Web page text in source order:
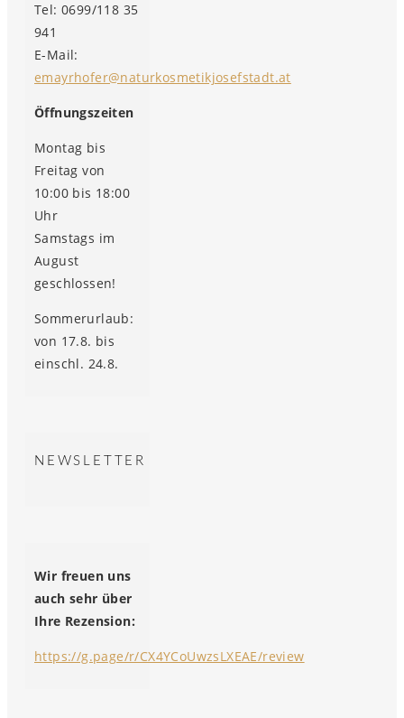
Tel: 0699/118 35
941
E-Mail:
emayrhofer@naturkosmetikjosefstadt.at
Öffnungszeiten
Montag bis
Freitag von
10:00 bis 18:00
Uhr
Samstags im
August
geschlossen!
Sommerurlaub:
von 17.8. bis
einschl. 24.8.
NEWSLETTER
Wir freuen uns
auch sehr über
Ihre Rezension:
https://g.page/r/CX4YCoUwzsLXEAE/review